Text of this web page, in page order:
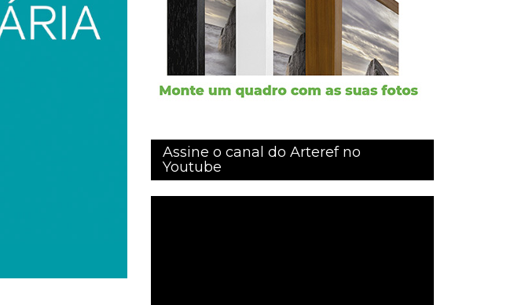
Assine o canal do Arteref no
Youtube